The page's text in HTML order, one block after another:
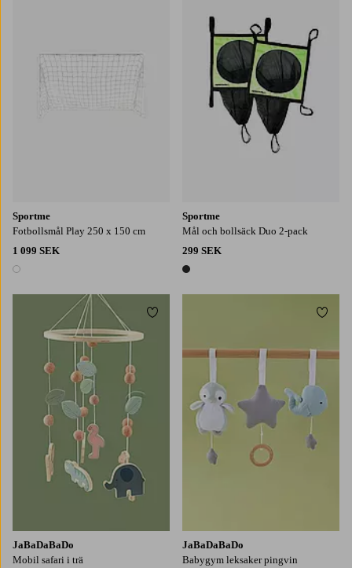
Sportme
Fotbollsmål Play 250 x 150 cm
1 099 SEK
1 färg
Sportme
Mål och bollsäck Duo 2-pack
299 SEK
1 färg
JaBaDaBaDo
Mobil safari i trä
Lägg till i favoriter
JaBaDaBaDo
Babygym leksaker pingvin